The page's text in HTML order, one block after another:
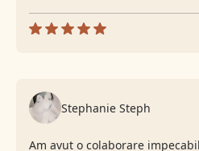
Stephanie Steph
Am avut o colaborare